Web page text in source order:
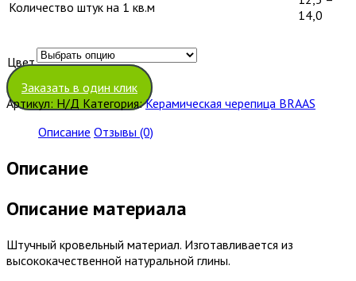
Количество штук на 1 кв.м
14,0
Цвет
Очистить
Заказать в один клик
Артикул: Н/Д Категория:Керамическая черепица BRAAS
Описание Отзывы (0)
Описание
Описание материала
Штучный кровельный материал. Изготавливается из
высококачественной натуральной глины.